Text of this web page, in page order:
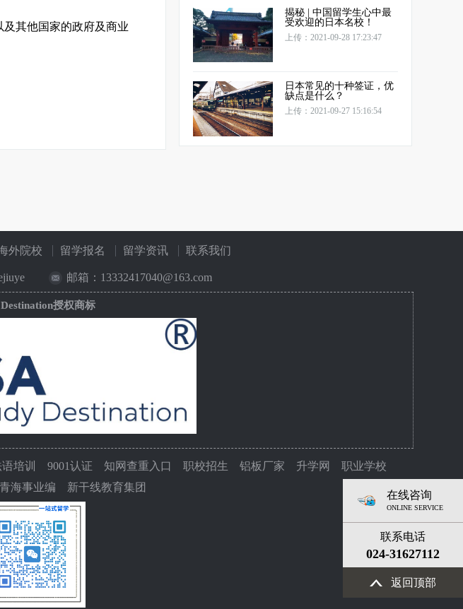
其他国家的政府及商业
揭秘 | 中国留学生心中最
受欢迎的日本名校！
上传：2021-09-28 17:23:47
日本常见的十种签证，优
缺点是什么？
上传：2021-09-27 15:16:54
外院校 留学报名 留学资讯 联系我们
邮箱：13332417040@163.com
授权商标
培训 9001认证 知网查重入口 职校招生 铝板厂家 升学网
职业学校
青海事业编 新干线教育集团
在线咨询
ONLINE SERVICE
联系电话
024-31627112
返回顶部